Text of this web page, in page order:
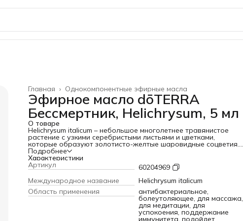
Однокомпонентные эфирные масла
Главная ›
Эфирное масло dōTERRA
Бессмертник, Helichrysum, 5 мл
О товаре
Helichrysum italicum – небольшое многолетнее травянистое
растение с узкими серебристыми листьями и цветками,
которые образуют золотисто-желтые шаровидные соцветия.
Название «Helichrysum» произошло от греческих слов «гелиос»
(солнце) и «хрисос» (золото), напоминающих об окраске
цветков этого растения. Еще в Древней Греции бессмертник
широко использовался в народной медицине, и до сих пор это
растение высоко ценится и остается по-прежнему
востребованным из-за своих целебных свойств. Бессмертник
наиболее хорошо известен своей способностью
восстанавливать кожу. Благодаря своим омолаживающим
свойствам, бессмертник, который также называют «вечным»
или «бессмертным» цветком, используют в антивозрастных
Подробнее
Характеристики
Артикул
60204969
Международное название
Helichrysum italicum
Область применения
антибактериальное,
болеутоляющее, для массажа,
для медитации, для
успокоения, поддержание
иммунитета, подойдет